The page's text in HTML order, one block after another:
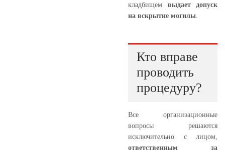
кладбищем выдает допуск
на вскрытие могилы
Кто вправе
проводить
процедуру?
Все организационные
вопросы решаются
исключительно с лицом,
ответственным за